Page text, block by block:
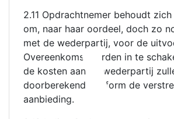
2.11 Opdrachtnemer behoudt
om, naar haar oordeel, doch zo
met de wederpartij, voor de
Overeenkomst derden in te
de kosten aan de wederpartij
doorberekend conform de
aanbieding.